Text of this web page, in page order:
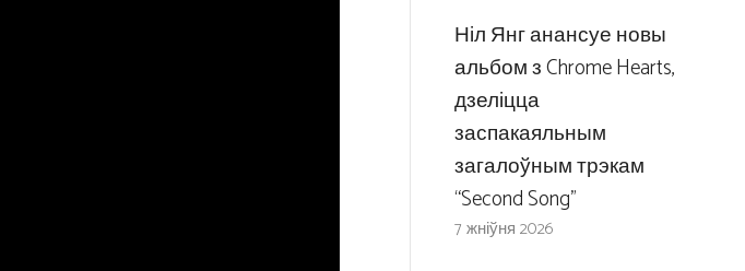
Ніл Янг анансуе новы
альбом з Chrome Hearts,
дзеліцца
заспакаяльным
загалоўным трэкам
“Second Song”
7 жніўня 2026